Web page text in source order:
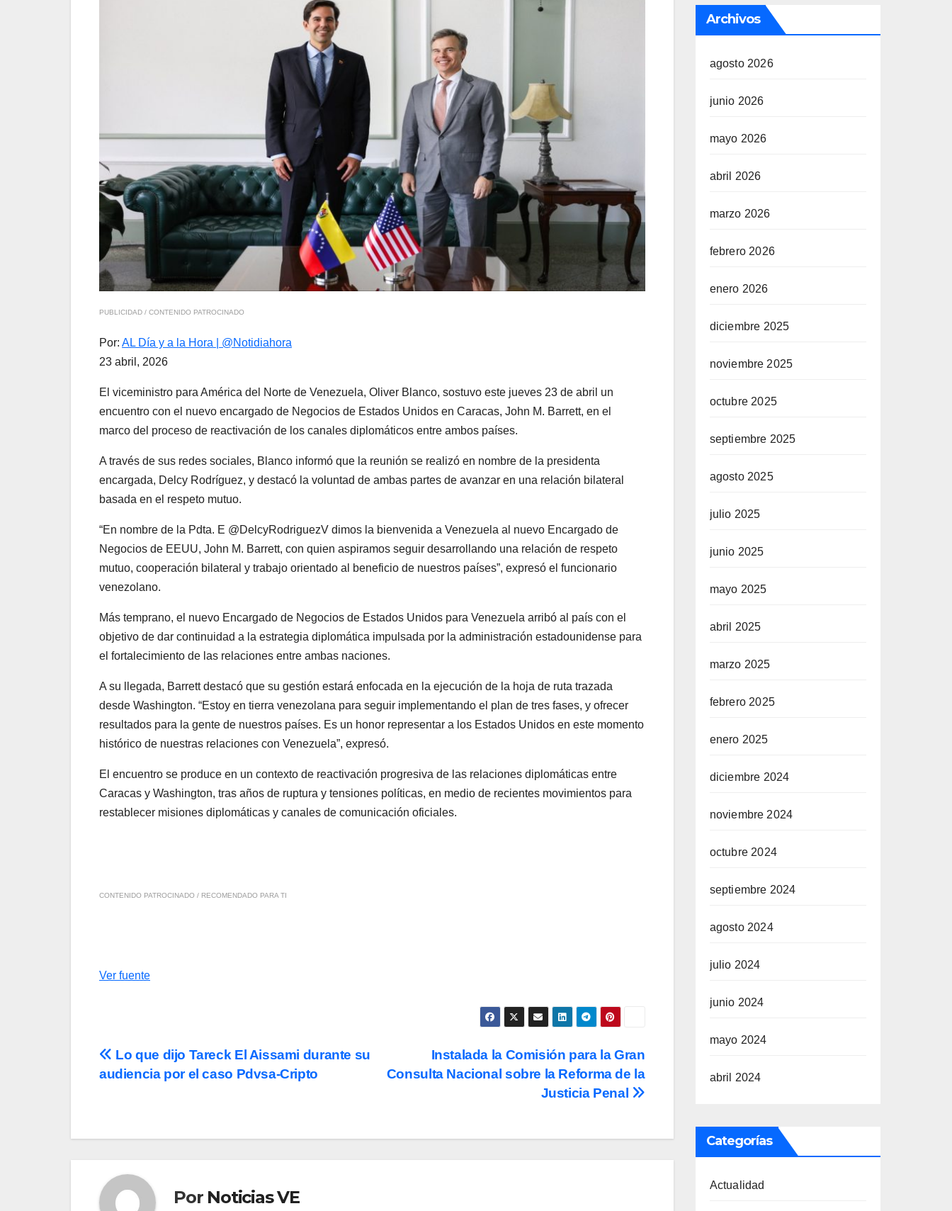
PUBLICIDAD / CONTENIDO PATROCINADO
Por: AL Día y a la Hora | @Notidiahora
23 abril, 2026
El viceministro para América del Norte de Venezuela, Oliver Blanco, sostuvo este jueves 23 de abril un
encuentro con el nuevo encargado de Negocios de Estados Unidos en Caracas, John M. Barrett, en el
marco del proceso de reactivación de los canales diplomáticos entre ambos países.
A través de sus redes sociales, Blanco informó que la reunión se realizó en nombre de la presidenta
encargada, Delcy Rodríguez, y destacó la voluntad de ambas partes de avanzar en una relación bilateral
basada en el respeto mutuo.
“En nombre de la Pdta. E @DelcyRodriguezV dimos la bienvenida a Venezuela al nuevo Encargado de
Negocios de EEUU, John M. Barrett, con quien aspiramos seguir desarrollando una relación de respeto
mutuo, cooperación bilateral y trabajo orientado al beneficio de nuestros países”, expresó el funcionario
venezolano.
Más temprano, el nuevo Encargado de Negocios de Estados Unidos para Venezuela arribó al país con el
objetivo de dar continuidad a la estrategia diplomática impulsada por la administración estadounidense para
el fortalecimiento de las relaciones entre ambas naciones.
A su llegada, Barrett destacó que su gestión estará enfocada en la ejecución de la hoja de ruta trazada
desde Washington. “Estoy en tierra venezolana para seguir implementando el plan de tres fases, y ofrecer
resultados para la gente de nuestros países. Es un honor representar a los Estados Unidos en este momento
histórico de nuestras relaciones con Venezuela”, expresó.
El encuentro se produce en un contexto de reactivación progresiva de las relaciones diplomáticas entre
Caracas y Washington, tras años de ruptura y tensiones políticas, en medio de recientes movimientos para
restablecer misiones diplomáticas y canales de comunicación oficiales.
CONTENIDO PATROCINADO / RECOMENDADO PARA TI
Ver fuente
Navegación
Instalada la Comisión para la Gran
Consulta Nacional sobre la Reforma de la
Justicia Penal
Lo que dijo Tareck El Aissami durante su
audiencia por el caso Pdvsa-Cripto
Por Noticias VE
Archivos
agosto 2026
junio 2026
mayo 2026
abril 2026
marzo 2026
febrero 2026
enero 2026
diciembre 2025
noviembre 2025
octubre 2025
septiembre 2025
agosto 2025
julio 2025
junio 2025
mayo 2025
abril 2025
marzo 2025
febrero 2025
enero 2025
diciembre 2024
noviembre 2024
octubre 2024
septiembre 2024
agosto 2024
julio 2024
junio 2024
mayo 2024
abril 2024
Categorías
Actualidad